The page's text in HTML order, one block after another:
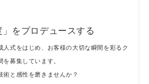
」をプロデュースする
人式をはじめ、お客様の大切な瞬間を彩るク
を募集しています。
術と感性を磨きませんか？